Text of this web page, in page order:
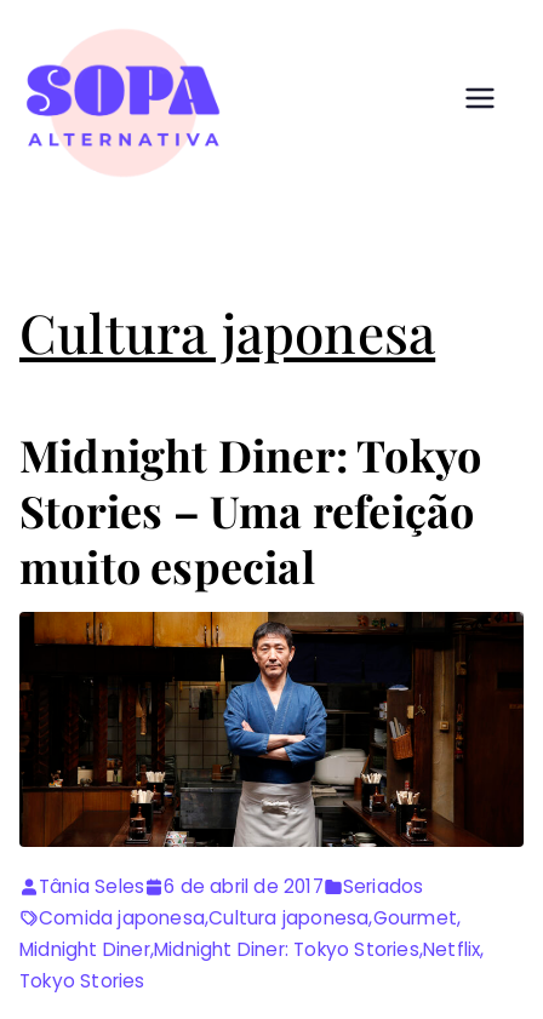
conteúdo
Cultura japonesa
Midnight Diner: Tokyo
Stories – Uma refeição
muito especial
Tânia Seles 6 de abril de 2017
Seriados
Comida japonesa,Cultura japonesa,Gourmet,
Midnight Diner,Midnight Diner: Tokyo Stories,Netflix,
Tokyo Stories